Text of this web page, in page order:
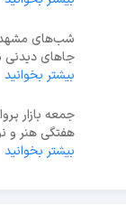
بیشتر بخوانید
جاهای
بیشتر بخوانید
جمعه بازار
هفتگی هنر و
بیشتر بخوانید